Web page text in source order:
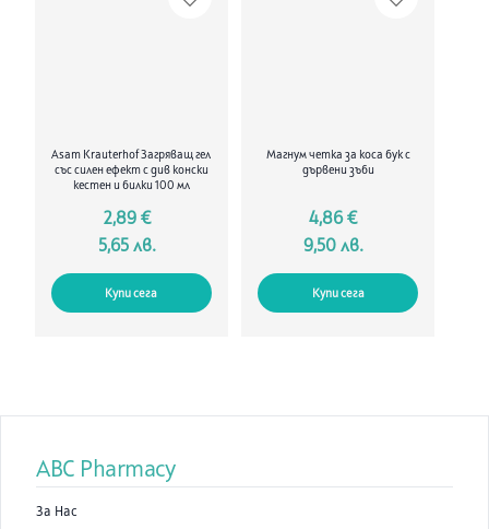
използва от възрастни и деца над 6 месеца. Не съдържа вода
киселина.
Asam Krauterhof Загряващ гел
със силен ефект с див конски
кестен и билки 100 мл
2,89 €
5,65 лв.
Купи сега
Магнум четка за коса бук с
дървени зъби
4,86 €
9,50 лв.
Купи сега
ABC Pharmacy
За Нас